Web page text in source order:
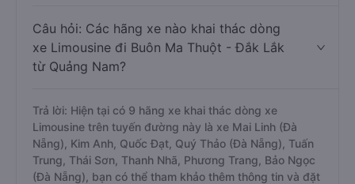
Câu hỏi: Các hãng xe nào khai thác dòng
xe Limousine đi Buôn Ma Thuột - Đắk Lắk
từ Quảng Nam?
Trả lời: Hiện tại có 9 hãng xe khai thác dòng xe
Limousine trên tuyến đường này là xe Mai Linh (Đà
Nẵng), Kim Anh, Quốc Đạt, Quý Thảo (Đà Nẵng), Tuấn
Trung, Thái Sơn, Thanh Nhã, Phương Trang, Bảo Ngọc
(Đà Nẵng), bạn có thể tham khảo thêm thông tin và đặt